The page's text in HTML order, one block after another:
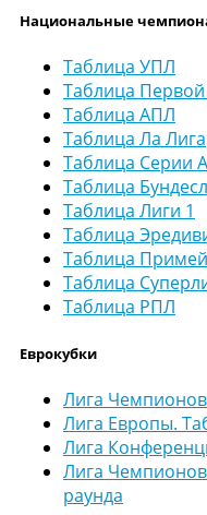
Национальные
Таблица УПЛ
Таблица
Таблица АПЛ
Таблица Ла Лига
Таблица Серии А
Таблица
Таблица Лиги 1
Таблица
Таблица
Таблица
Таблица РПЛ
Еврокубки
Лига
Лига Европы.
Лига
Лига
раунда